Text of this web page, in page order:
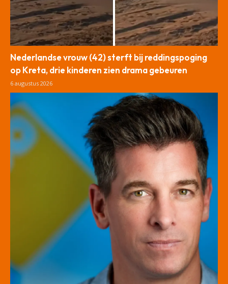
Nederlandse vrouw (42) sterft bij reddingspoging
op Kreta, drie kinderen zien drama gebeuren
6 augustus 2026